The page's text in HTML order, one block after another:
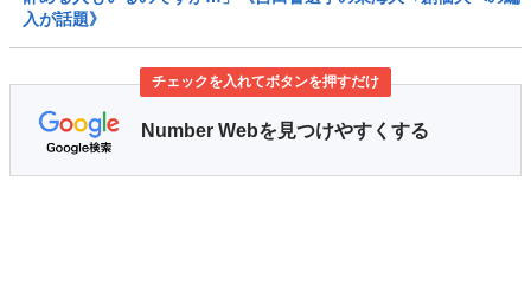
入が話題》
チェックを入れてボタンを押すだけ
Number Webを見つけやすくする